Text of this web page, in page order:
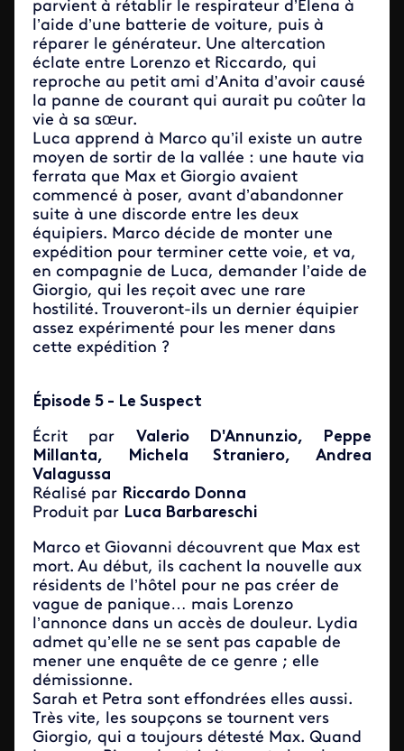
parvient à rétablir le respirateur d’Elena à
l’aide d’une batterie de voiture, puis à
réparer le générateur. Une altercation
éclate entre Lorenzo et Riccardo, qui
reproche au petit ami d’Anita d’avoir causé
la panne de courant qui aurait pu coûter la
vie à sa sœur.
Luca apprend à Marco qu’il existe un autre
moyen de sortir de la vallée : une haute via
ferrata que Max et Giorgio avaient
commencé à poser, avant d’abandonner
suite à une discorde entre les deux
équipiers. Marco décide de monter une
expédition pour terminer cette voie, et va,
en compagnie de Luca, demander l’aide de
Giorgio, qui les reçoit avec une rare
hostilité. Trouveront-ils un dernier équipier
assez expérimenté pour les mener dans
cette expédition ?
Épisode 5 - Le Suspect
Écrit par Valerio D'Annunzio, Peppe
Millanta, Michela Straniero, Andrea
Valagussa
Réalisé par Riccardo Donna
Produit par Luca Barbareschi
Marco et Giovanni découvrent que Max est
mort. Au début, ils cachent la nouvelle aux
résidents de l’hôtel pour ne pas créer de
vague de panique… mais Lorenzo
l’annonce dans un accès de douleur. Lydia
admet qu’elle ne se sent pas capable de
mener une enquête de ce genre ; elle
démissionne.
Sarah et Petra sont effondrées elles aussi.
Très vite, les soupçons se tournent vers
Giorgio, qui a toujours détesté Max. Quand